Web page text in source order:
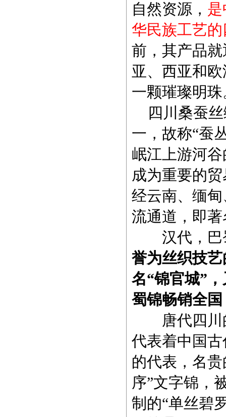
自然资源，
华民族工艺
前，其产品
亚、西亚和
一颗璀璨明珠
四川桑蚕丝
一，故称“蚕
岷江上游河
成为重要的
经云南、缅
流通道，即
汉代，巴蜀
誉为丝织技
名“锦官城”
蜀锦畅销全
唐代四
代表着中国
的代表，名
序”文字锦，
制的“单丝碧